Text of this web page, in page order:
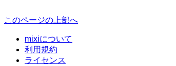
このページの上部へ
mixiについて
利用規約
ライセンス